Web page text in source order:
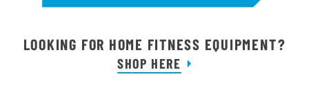
LOOKING FOR HOME FITNESS EQUIPMENT?
SHOP HERE